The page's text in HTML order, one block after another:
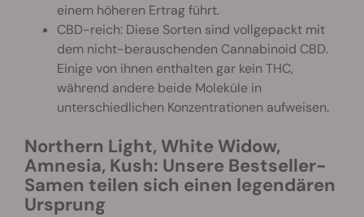
einem höheren Ertrag führt.
CBD-reich: Diese Sorten sind vollgepackt mit
dem nicht-berauschenden Cannabinoid CBD.
Einige von ihnen enthalten gar kein THC,
während andere beide Moleküle in
unterschiedlichen Konzentrationen aufweisen.
Northern Light, White Widow,
Amnesia, Kush: Unsere Bestseller-
Samen teilen sich einen legendären
Ursprung